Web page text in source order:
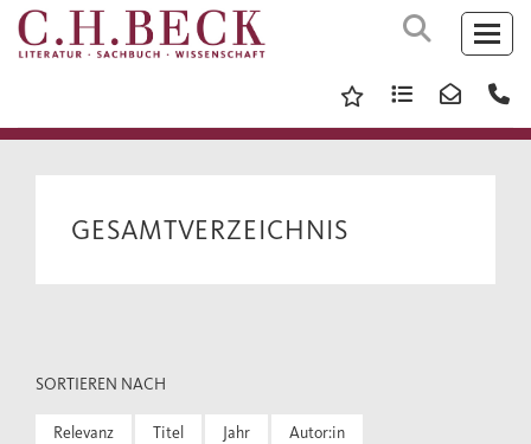
GESAMTVERZEICHNIS
SORTIEREN NACH
Relevanz Titel Jahr Autor:in